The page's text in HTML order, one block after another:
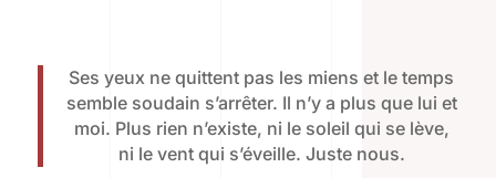
Ses yeux ne quittent pas les miens et le temps
semble soudain s’arrêter. Il n’y a plus que lui et
moi. Plus rien n’existe, ni le soleil qui se lève,
ni le vent qui s’éveille. Juste nous.